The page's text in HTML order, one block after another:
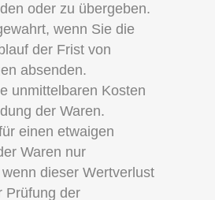
oder zu übergeben.
wenn Sie die
der Frist von
absenden.
unmittelbaren Kosten
der Waren.
einen etwaigen
Waren nur
dieser Wertverlust
Prüfung der